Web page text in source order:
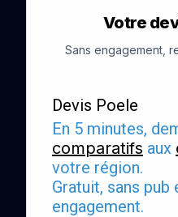
Votre
Sans engagement,
Devis Poele
En 5 minutes,
comparatifs aux
votre région.
Gratuit, sans pub
engagement.